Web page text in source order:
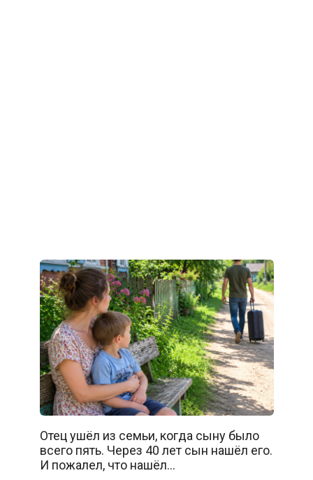
Отец ушёл из семьи, когда сыну было
всего пять. Через 40 лет сын нашёл его.
И пожалел, что нашёл…